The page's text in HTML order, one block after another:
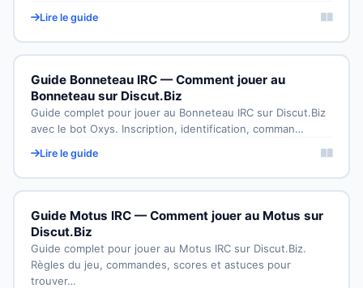
Lire le guide
Guide Bonneteau IRC — Comment jouer au
Bonneteau sur Discut.Biz
Guide complet pour jouer au Bonneteau IRC sur Discut.Biz
avec le bot Oxys. Inscription, identification, comman…
Lire le guide
Guide Motus IRC — Comment jouer au Motus sur
Discut.Biz
Guide complet pour jouer au Motus IRC sur Discut.Biz.
Règles du jeu, commandes, scores et astuces pour
trouver…